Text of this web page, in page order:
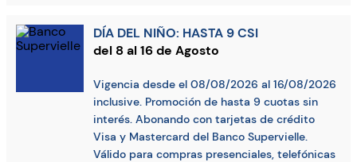
DÍA DEL NIÑO: HASTA 9 CSI
del 8 al 16 de Agosto
Vigencia desde el 08/08/2026 al 16/08/2026
inclusive. Promoción de hasta 9 cuotas sin
interés. Abonando con tarjetas de crédito
Visa y Mastercard del Banco Supervielle.
Válido para compras presenciales, telefónicas